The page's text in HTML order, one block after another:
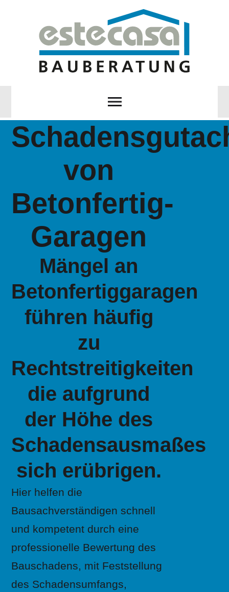
von
Betonfertig-
Garagen
Mängel an
Betonfertiggaragen
führen häufig
zu
Rechtstreitigkeiten
die aufgrund
der Höhe des
Schadensausmaßes
sich erübrigen.
Hier helfen die
Bausachverständigen schnell
und kompetent durch eine
professionelle Bewertung des
Bauschadens, mit Feststellung
des Schadensumfangs,